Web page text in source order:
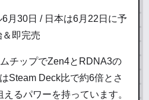
月30日 / 日本は6月22日に予
即完売
チップでZen4とRDNA3の
Steam Deck比で約6倍とさ
るパワーを持っています。